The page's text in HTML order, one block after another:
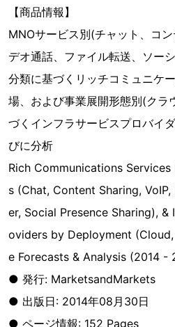
【商品情報】
MNOサービス別(チャット、コ
デオ通話、ファイル転送、ソー
分類に基づくリッチコミュニケ
場、および事業展開形態別(クラ
づくインフラサービスプロバイ
びに分析
Rich Communications
s (Chat, Content Sharing,
er, Social Presence Sharing),
oviders by Deployment
e Forecasts & Analysis (2014 -
● 発行: MarketsandMarkets
● 出版日: 2014年08月30日
● ページ情報: 152 Pages